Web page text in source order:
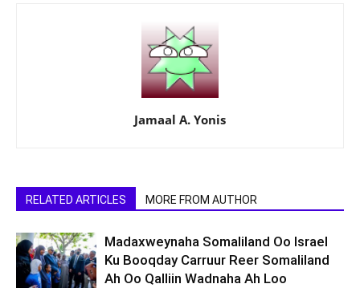
Jamaal A. Yonis
RELATED ARTICLES MORE FROM AUTHOR
Madaxweynaha Somaliland Oo Israel
Ku Booqday Carruur Reer Somaliland
Ah Oo Qalliin Wadnaha Ah Loo